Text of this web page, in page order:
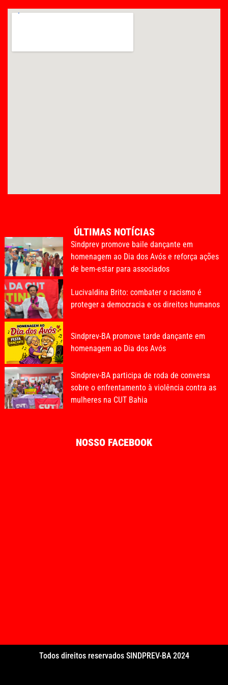
ÚLTIMAS NOTÍCIAS
Sindprev promove baile dançante em
homenagem ao Dia dos Avós e reforça ações
de bem-estar para associados
Lucivaldina Brito: combater o racismo é
proteger a democracia e os direitos humanos
Sindprev-BA promove tarde dançante em
homenagem ao Dia dos Avós
Sindprev-BA participa de roda de conversa
sobre o enfrentamento à violência contra as
mulheres na CUT Bahia
NOSSO FACEBOOK
Todos direitos reservados SINDPREV-BA 2024